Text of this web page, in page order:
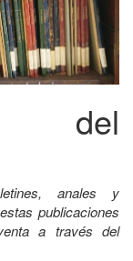
del
anales y
publicaciones
a través del